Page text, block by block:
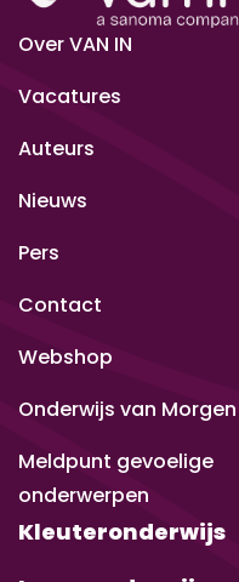
Over VAN IN
Vacatures
Auteurs
Nieuws
Pers
Contact
Webshop
Onderwijs van Morgen
Meldpunt gevoelige
onderwerpen
Kleuteronderwijs